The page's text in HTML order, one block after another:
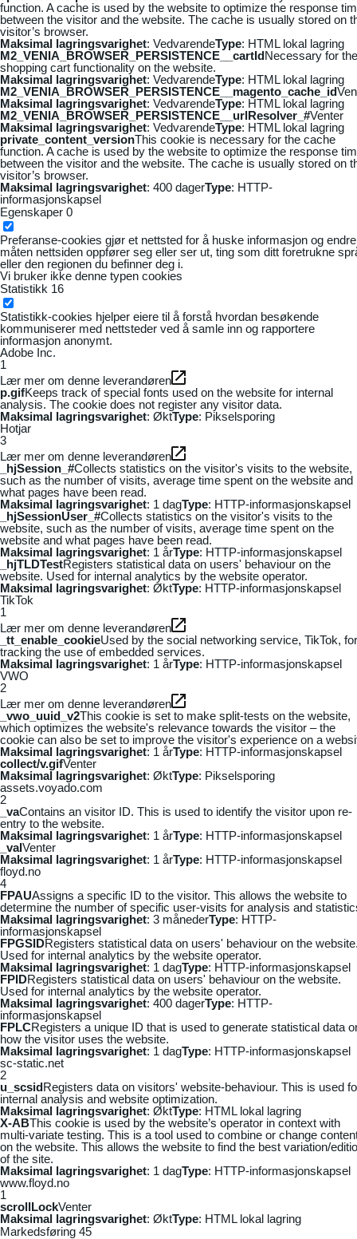
function. A cache is used by the website to optimize the response
between the visitor and the website. The cache is usually stored on
visitor’s browser.
Maksimal lagringsvarighet: VedvarendeType: HTML lokal lagring
M2_VENIA_BROWSER_PERSISTENCE__cartIdNecessary for the
shopping cart functionality on the website.
Maksimal lagringsvarighet: VedvarendeType: HTML lokal lagring
M2_VENIA_BROWSER_PERSISTENCE__magento_cache_id
Maksimal lagringsvarighet: VedvarendeType: HTML lokal lagring
M2_VENIA_BROWSER_PERSISTENCE__urlResolver_#Venter
Maksimal lagringsvarighet: VedvarendeType: HTML lokal lagring
private_content_versionThis cookie is necessary for the cache
function. A cache is used by the website to optimize the response
between the visitor and the website. The cache is usually stored on
visitor’s browser.
Maksimal lagringsvarighet: 400 dagerType: HTTP-
informasjonskapsel
Egenskaper 0
Preferanse-cookies gjør et nettsted for å huske informasjon og
måten nettsiden oppfører seg eller ser ut, ting som ditt foretrukne
eller den regionen du befinner deg i.
Vi bruker ikke denne typen cookies
Statistikk 16
Statistikk-cookies hjelper eiere til å forstå hvordan besøkende
kommuniserer med nettsteder ved å samle inn og rapportere
informasjon anonymt.
Adobe Inc.
1
Lær mer om denne leverandøren
p.gifKeeps track of special fonts used on the website for internal
analysis. The cookie does not register any visitor data.
Maksimal lagringsvarighet: ØktType: Pikselsporing
Hotjar
3
Lær mer om denne leverandøren
_hjSession_#Collects statistics on the visitor's visits to the website,
such as the number of visits, average time spent on the website and
what pages have been read.
Maksimal lagringsvarighet: 1 dagType: HTTP-informasjonskapsel
_hjSessionUser_#Collects statistics on the visitor's visits to the
website, such as the number of visits, average time spent on the
website and what pages have been read.
Maksimal lagringsvarighet: 1 årType: HTTP-informasjonskapsel
_hjTLDTestRegisters statistical data on users' behaviour on the
website. Used for internal analytics by the website operator.
Maksimal lagringsvarighet: ØktType: HTTP-informasjonskapsel
TikTok
1
Lær mer om denne leverandøren
_tt_enable_cookieUsed by the social networking service, TikTok, for
tracking the use of embedded services.
Maksimal lagringsvarighet: 1 årType: HTTP-informasjonskapsel
VWO
2
Lær mer om denne leverandøren
_vwo_uuid_v2This cookie is set to make split-tests on the website,
which optimizes the website's relevance towards the visitor – the
cookie can also be set to improve the visitor's experience on a
Maksimal lagringsvarighet: 1 årType: HTTP-informasjonskapsel
collect/v.gifVenter
Maksimal lagringsvarighet: ØktType: Pikselsporing
assets.voyado.com
2
_vaContains an visitor ID. This is used to identify the visitor upon re-
entry to the website.
Maksimal lagringsvarighet: 1 årType: HTTP-informasjonskapsel
_vaIVenter
Maksimal lagringsvarighet: 1 årType: HTTP-informasjonskapsel
floyd.no
4
FPAUAssigns a specific ID to the visitor. This allows the website to
determine the number of specific user-visits for analysis and
Maksimal lagringsvarighet: 3 månederType: HTTP-
informasjonskapsel
FPGSIDRegisters statistical data on users' behaviour on the
Used for internal analytics by the website operator.
Maksimal lagringsvarighet: 1 dagType: HTTP-informasjonskapsel
FPIDRegisters statistical data on users' behaviour on the website.
Used for internal analytics by the website operator.
Maksimal lagringsvarighet: 400 dagerType: HTTP-
informasjonskapsel
FPLCRegisters a unique ID that is used to generate statistical data
how the visitor uses the website.
Maksimal lagringsvarighet: 1 dagType: HTTP-informasjonskapsel
sc-static.net
2
u_scsidRegisters data on visitors' website-behaviour. This is used
internal analysis and website optimization.
Maksimal lagringsvarighet: ØktType: HTML lokal lagring
X-ABThis cookie is used by the website’s operator in context with
multi-variate testing. This is a tool used to combine or change
on the website. This allows the website to find the best variation/
of the site.
Maksimal lagringsvarighet: 1 dagType: HTTP-informasjonskapsel
www.floyd.no
1
scrollLockVenter
Maksimal lagringsvarighet: ØktType: HTML lokal lagring
Markedsføring 45